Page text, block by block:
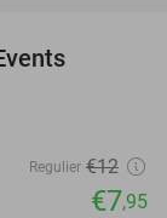
Regulier €12
€7,95